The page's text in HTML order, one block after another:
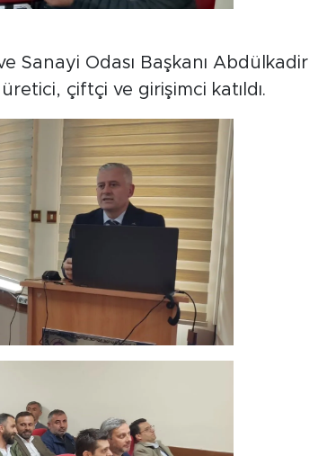
Sanayi Odası Başkanı Abdülkadir
çiftçi ve girişimci katıldı.